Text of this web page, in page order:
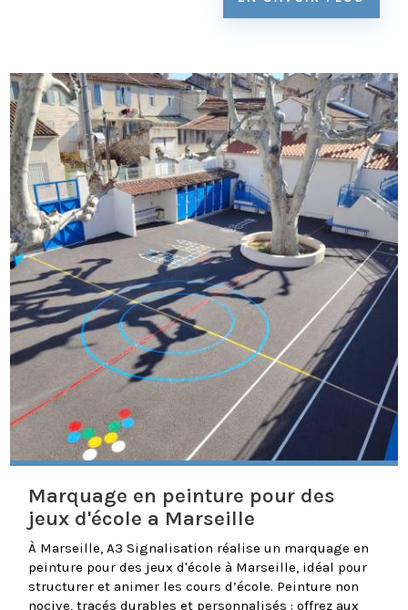
Marquage en peinture pour des
jeux d'école a Marseille
À Marseille, A3 Signalisation réalise un marquage en
peinture pour des jeux d'école à Marseille, idéal pour
structurer et animer les cours d’école. Peinture non
nocive, tracés durables et personnalisés : offrez aux